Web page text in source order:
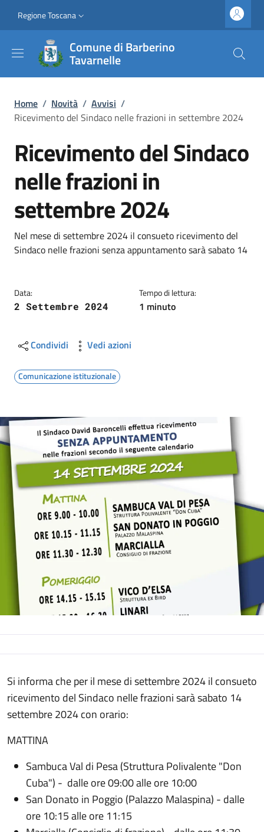
Slim top
Regione Toscana
Comune di Barberino
Tavarnelle
Briciole di pane
Home / Novità / Avvisi /
Ricevimento del Sindaco nelle frazioni in settembre 2024
Ricevimento del Sindaco
nelle frazioni in
settembre 2024
Dettagli
Descrizione breve
Nel mese di settembre 2024 il consueto ricevimento del
Sindaco nelle frazioni senza appuntamento sarà sabato 14
Data:
2 Settembre 2024
Tempo di lettura:
1 minuto
Condividi Vedi azioni
Comunicazione istituzionale
Image
Descrizione
Si informa che per il mese di settembre 2024 il consueto
ricevimento del Sindaco nelle frazioni sarà sabato 14
settembre 2024 con orario:
MATTINA
Sambuca Val di Pesa (Struttura Polivalente "Don
Cuba") - dalle ore 09:00 alle ore 10:00
San Donato in Poggio (Palazzo Malaspina) - dalle
ore 10:15 alle ore 11:15